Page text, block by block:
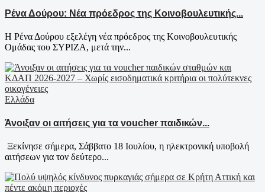
Ρένα Δούρου: Νέα πρόεδρος της Κοινοβουλευτικής...
Η Ρένα Δούρου εξελέγη νέα πρόεδρος της Κοινοβουλευτικής
Ομάδας του ΣΥΡΙΖΑ, μετά την...
Ελλάδα
Άνοιξαν οι αιτήσεις για τα voucher παιδικών...
Ξεκίνησε σήμερα, Σάββατο 18 Ιουλίου, η ηλεκτρονική υποβολή
αιτήσεων για τον δεύτερο...